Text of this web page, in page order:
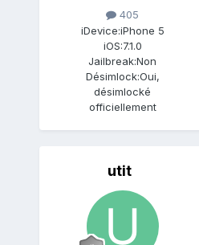
405
iDevice:iPhone 5
iOS:7.1.0
Jailbreak:Non
Désimlock:Oui,
désimlocké
officiellement
utit